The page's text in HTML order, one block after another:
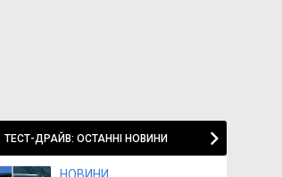
ТЕСТ-ДРАЙВ: ОСТАННІ НОВИНИ